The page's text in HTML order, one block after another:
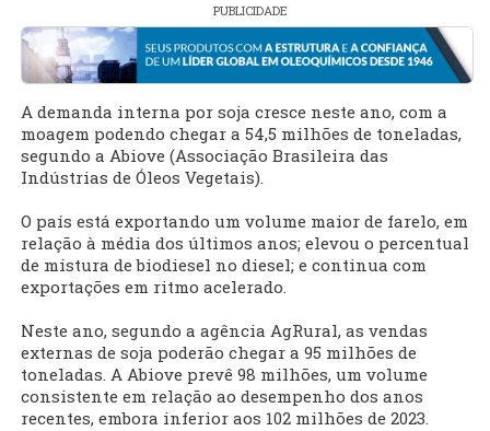
PUBLICIDADE
A demanda interna por soja cresce neste ano, com a
moagem podendo chegar a 54,5 milhões de toneladas,
segundo a Abiove (Associação Brasileira das
Indústrias de Óleos Vegetais).
O país está exportando um volume maior de farelo, em
relação à média dos últimos anos; elevou o percentual
de mistura de biodiesel no diesel; e continua com
exportações em ritmo acelerado.
Neste ano, segundo a agência AgRural, as vendas
externas de soja poderão chegar a 95 milhões de
toneladas. A Abiove prevê 98 milhões, um volume
consistente em relação ao desempenho dos anos
recentes, embora inferior aos 102 milhões de 2023.